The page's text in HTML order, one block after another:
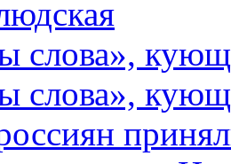
слова»,
слова»,